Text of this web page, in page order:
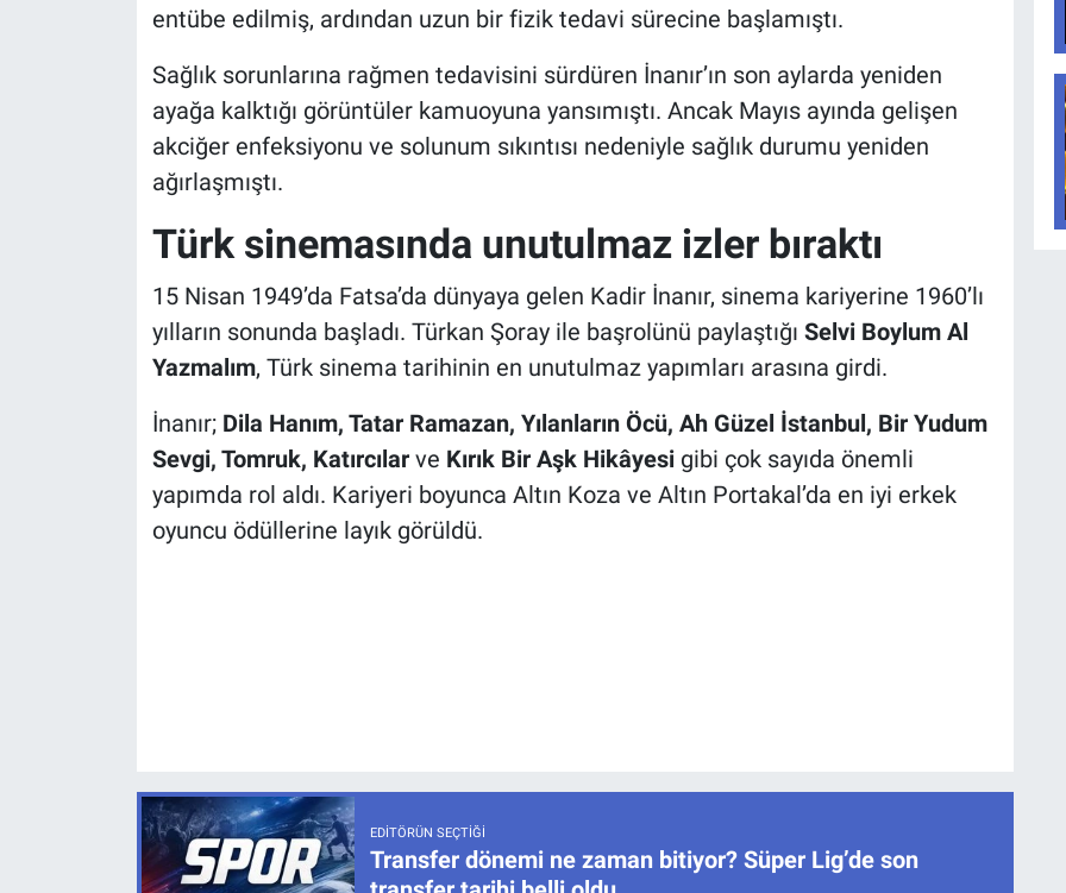
entübe edilmiş, ardından uzun bir fizik tedavi sürecine başlamıştı.
Sağlık sorunlarına rağmen tedavisini sürdüren İnanır’ın son aylarda yeniden
ayağa kalktığı görüntüler kamuoyuna yansımıştı. Ancak Mayıs ayında gelişen
akciğer enfeksiyonu ve solunum sıkıntısı nedeniyle sağlık durumu yeniden
ağırlaşmıştı.
Türk sinemasında unutulmaz izler bıraktı
15 Nisan 1949’da Fatsa’da dünyaya gelen Kadir İnanır, sinema kariyerine 1960’lı
yılların sonunda başladı. Türkan Şoray ile başrolünü paylaştığı Selvi Boylum Al
Yazmalım, Türk sinema tarihinin en unutulmaz yapımları arasına girdi.
İnanır; Dila Hanım, Tatar Ramazan, Yılanların Öcü, Ah Güzel İstanbul, Bir Yudum
Sevgi, Tomruk, Katırcılarve Kırık Bir Aşk Hikâyesigibi çok sayıda önemli
yapımda rol aldı. Kariyeri boyunca Altın Koza ve Altın Portakal’da en iyi erkek
oyuncu ödüllerine layık görüldü.
EDITÖRÜN SEÇTIĞI
Transfer dönemi ne zaman bitiyor? Süper Lig’de son